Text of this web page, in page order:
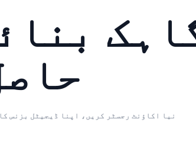
نیا اکاؤنٹ رجسٹر کریں، اپنا ڈیجیٹل بزنس